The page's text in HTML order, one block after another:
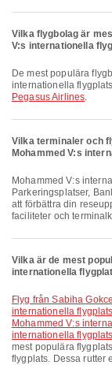
Vilka flygbolag är
V:s internationella
De mest populära flygbolagen för internationella flyg till Mohammed V:s
internationella
Pegasus Airlines.
Vilka terminaler och
Mohammed V:s
Mohammed V:s internationella flygplats erbjuder Väntrum,
Parkeringsplatser,
att förbättra din
faciliteter och
Vilka är de mest
internationella
Flyg från Sabiha Gokcen internationella flygplats till Mohammed V:s
internationella flygplats
Mohammed V:s
internationella
mest populära
flygplats. Dessa rutter